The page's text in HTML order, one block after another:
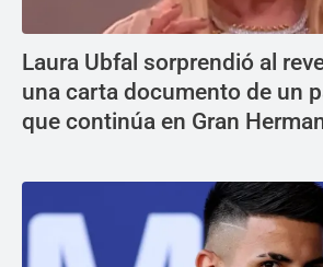
Laura Ubfal sorprendió al
una carta documento de un
que continúa en Gran